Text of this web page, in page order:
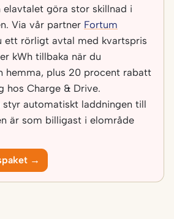
elavtalet göra stor skillnad i
Via vår partner Fortum
ett rörligt avtal med kvartspris
kWh tillbaka när du
hemma, plus 20 procent rabatt
hos Charge & Drive.
styr automatiskt laddningen till
är som billigast i elområde
→